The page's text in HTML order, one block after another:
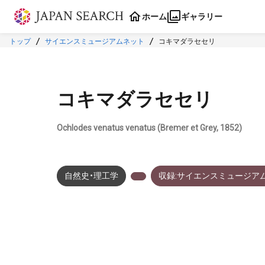
本文に飛ぶ
ホーム ギャラリー
トップ サイエンスミュージアムネット コキマダラセセリ
コキマダラセセリ
Ochlodes venatus venatus (Bremer et Grey, 1852)
自然史・理工学 収録:サイエンスミュージア